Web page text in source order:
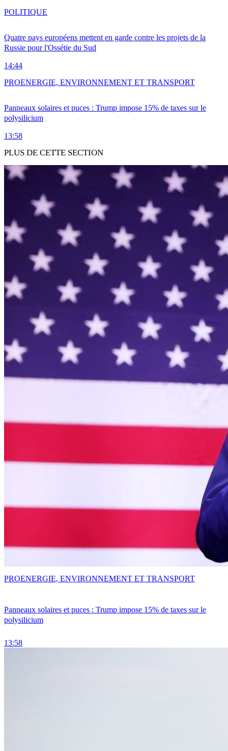
Quatre pays européens mettent en garde contre les projets de la
Russie pour l'Ossétie du Sud
14:44
POLITIQUE
Panneaux solaires et puces : Trump impose 15% de taxes sur le
polysilicium
13:58
PROENERGIE, ENVIRONNEMENT ET TRANSPORT
PLUS DE CETTE SECTION
Panneaux solaires et puces : Trump impose 15% de taxes sur le
polysilicium
13:58
PROENERGIE, ENVIRONNEMENT ET TRANSPORT